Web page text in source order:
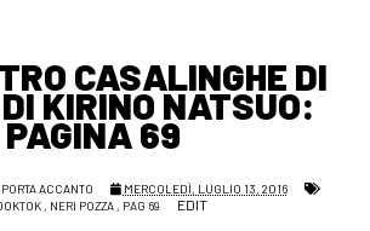
CASALINGHE DI
KIRINO NATSUO:
PAGINA 69
ACCANTO
MERCOLEDÌ, LUGLIO 13, 2016
, NERI POZZA , PAG 69 EDIT